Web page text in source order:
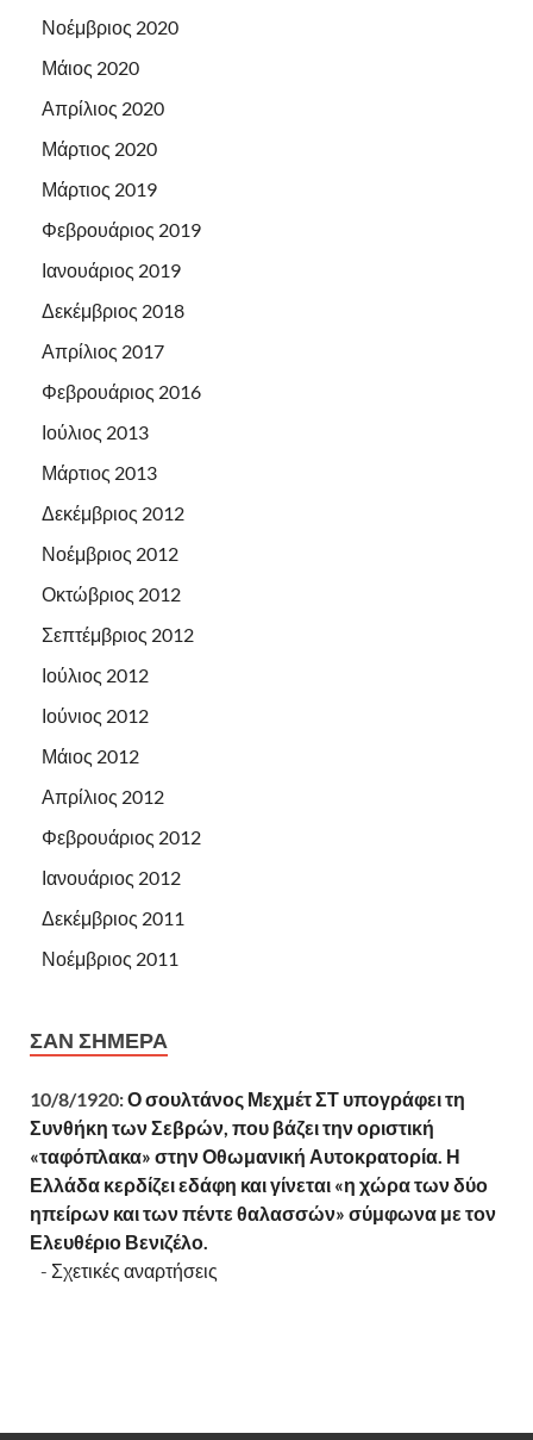
Νοέμβριος 2020
Μάιος 2020
Απρίλιος 2020
Μάρτιος 2020
Μάρτιος 2019
Φεβρουάριος 2019
Ιανουάριος 2019
Δεκέμβριος 2018
Απρίλιος 2017
Φεβρουάριος 2016
Ιούλιος 2013
Μάρτιος 2013
Δεκέμβριος 2012
Νοέμβριος 2012
Οκτώβριος 2012
Σεπτέμβριος 2012
Ιούλιος 2012
Ιούνιος 2012
Μάιος 2012
Απρίλιος 2012
Φεβρουάριος 2012
Ιανουάριος 2012
Δεκέμβριος 2011
Νοέμβριος 2011
ΣΑΝ ΣΉΜΕΡΑ
10/8/1920:Ο σουλτάνος Μεχμέτ ΣΤ υπογράφει τη
Συνθήκη των Σεβρών, που βάζει την οριστική
«ταφόπλακα» στην Οθωμανική Αυτοκρατορία. Η
Ελλάδα κερδίζει εδάφη και γίνεται «η χώρα των δύο
ηπείρων και των πέντε θαλασσών» σύμφωνα με τον
Ελευθέριο Βενιζέλο.
- Σχετικές αναρτήσεις